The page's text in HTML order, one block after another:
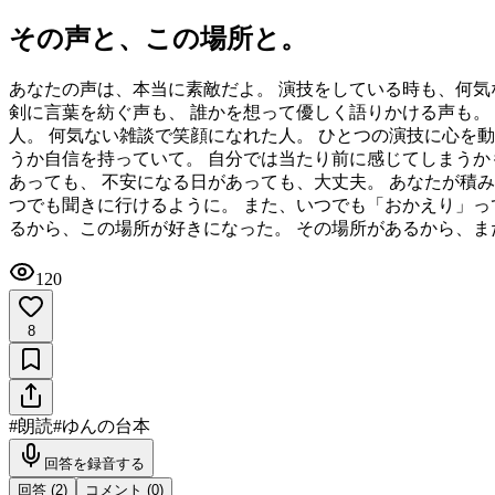
その声と、この場所と。
あなたの声は、本当に素敵だよ。 演技をしている時も、何
剣に言葉を紡ぐ声も、 誰かを想って優しく語りかける声も
人。 何気ない雑談で笑顔になれた人。 ひとつの演技に心を
うか自信を持っていて。 自分では当たり前に感じてしまう
あっても、 不安になる日があっても、大丈夫。 あなたが積
つでも聞きに行けるように。 また、いつでも「おかえり」
るから、この場所が好きになった。 その場所があるから、
120
8
#朗読#ゆんの台本
回答を録音する
回答 (2) コメント (0)